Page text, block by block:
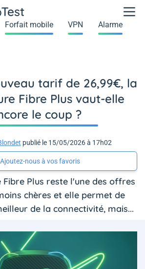
Forfait mobile VPN Alarme
tarif de 26,99€, la
Fibre Plus vaut-elle
le coup ?
publié le 15/05/2026 à 17h02
Ajoutez-nous à vos favoris
Fibre Plus reste l'une des offres
chères et elle permet de
de la connectivité, mais...